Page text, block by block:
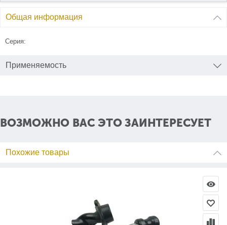
Общая информация
Серия:
Применяемость
ВОЗМОЖНО ВАС ЭТО ЗАИНТЕРЕСУЕТ
Похожие товары